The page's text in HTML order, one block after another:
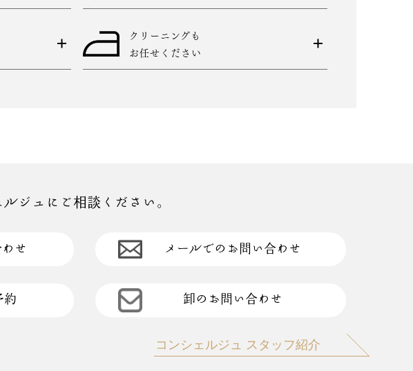
クリーニングも
お任せください
ジュにご相談ください。
せ メールでのお問い合わせ
約 卸のお問い合わせ
コンシェルジュ スタッフ紹介